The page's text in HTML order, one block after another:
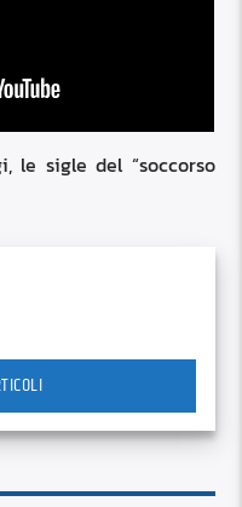
le sigle del “soccorso